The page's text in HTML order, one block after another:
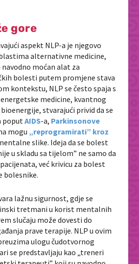
gore
aspekt NLP-a je njegovo
alternativne medicine,
moćan alat za
bolesti putem promjene stava
kontekstu, NLP se često spaja s
medicine, kvantnog
stvarajući privid da se
poputAIDS-a, Parkinsonove
mogu „reprogramirati” kroz
slike. Ideja da se bolest
u skladu sa tijelom” ne samo da
već krivicu za bolest
bolesnike.
lažnu sigurnost, gdje se
tretmani u korist mentalnih
slučaju može dovesti do
prave terapije. NLP u ovim
ulogu čudotvornog
se predstavljaju kao treneri